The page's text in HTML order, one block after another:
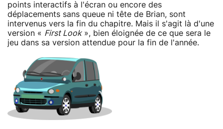
points interactifs à l'écran ou encore des
déplacements sans queue ni tête de Brian, sont
intervenus vers la fin du chapitre. Mais il s'agit là d'une
version « First Look», bien éloignée de ce que sera le
jeu dans sa version attendue pour la fin de l'année.